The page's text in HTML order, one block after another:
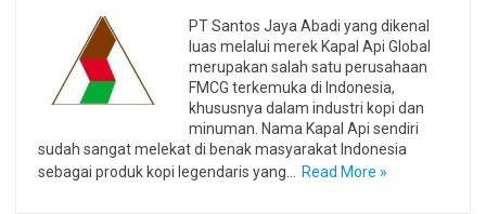
PT Santos Jaya Abadi yang dikenal
luas melalui merek Kapal Api Global
merupakan salah satu perusahaan
FMCG terkemuka di Indonesia,
khususnya dalam industri kopi dan
minuman. Nama Kapal Api sendiri
sudah sangat melekat di benak masyarakat Indonesia
sebagai produk kopi legendaris yang…
Read More »